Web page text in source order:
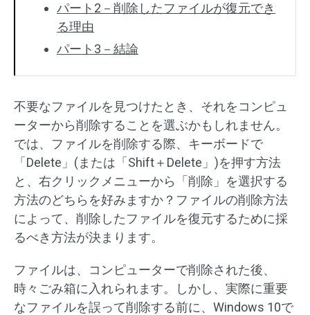
パート2－削除したファイルが復元でき
る理由
パート3－結論
不要なファイルを見つけたとき、それをコンピュ
ーターから削除することを選ぶかもしれません。
では、ファイルを削除する際、キーボードで
「Delete」(または「Shift＋Delete」)を押す方法
と、右クリックメニューから「削除」を選択する
方法のどちらを好みますか？ファイルの削除方法
によって、削除したファイルを復元するために採
るべき方法が決まります。
ファイルは、コンピューターで削除された後、
時々ごみ箱に入れられます。しかし、実際に重要
なファイルを誤って削除する前に、Windows 10で